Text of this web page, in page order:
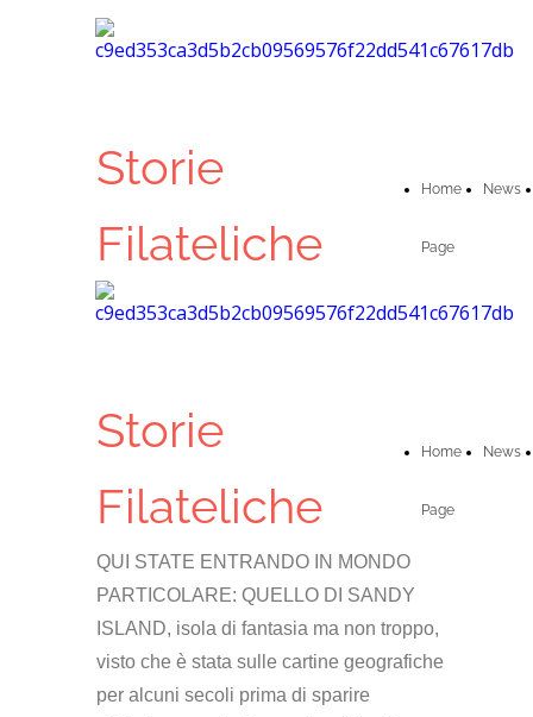
Home
Page
News
Storie
Filateliche
Home
Page
News
Storie
Filateliche
QUI STATE ENTRANDO IN MONDO
PARTICOLARE: QUELLO DI SANDY
ISLAND, isola di fantasia ma non troppo,
visto che è stata sulle cartine geografiche
per alcuni secoli prima di sparire